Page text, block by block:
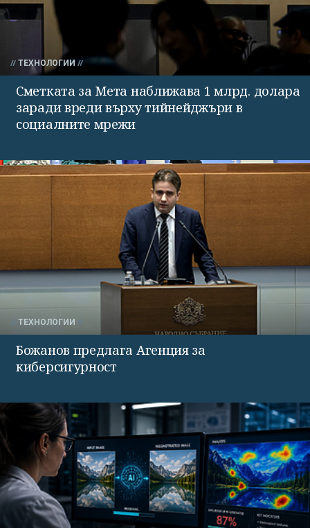
ТЕХНОЛОГИИ
Сметката за Мета наближава 1 млрд. долара
заради вреди върху тийнейджъри в
социалните мрежи
ТЕХНОЛОГИИ
Божанов предлага Агенция за
киберсигурност